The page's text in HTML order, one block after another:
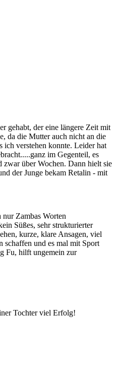
gehabt, der eine längere Zeit mit
da die Mutter auch nicht an die
verstehen konnte. Leider hat
im Gegenteil, es
zwar über Wochen. Dann hielt sie
der Junge bekam Retalin - mit
Zambas Worten
Süßes, sehr strukturierter
kurze, klare Ansagen, viel
schaffen und es mal mit Sport
Fu, hilft ungemein zur
Tochter viel Erfolg!